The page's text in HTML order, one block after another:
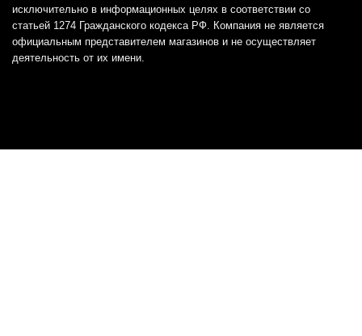
исключительно в информационных целях в соответствии со
статьей 1274 Гражданского кодекса РФ. Компания не является
официальным представителем магазинов и не осуществляет
деятельность от их имени.